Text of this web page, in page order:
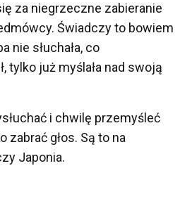
za niegrzeczne zabieranie
Świadczy to bowiem
nie słuchała, co
tylko już myślała nad swoją
i chwilę przemyśleć
zabrać głos. Są to na
Japonia.